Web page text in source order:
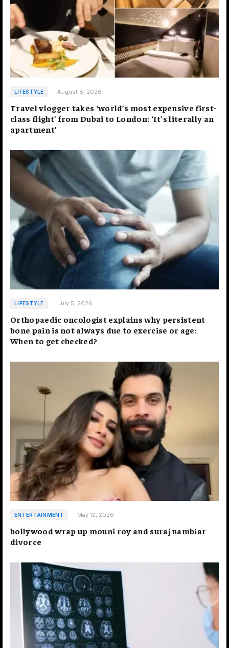
LIFESTYLE August 8, 2026
Travel vlogger takes ‘world’s most expensive first-
class flight’ from Dubai to London: ‘It’s literally an
apartment’
LIFESTYLE July 5, 2026
Orthopaedic oncologist explains why persistent
bone pain is not always due to exercise or age:
When to get checked?
ENTERTAINMENT May 12, 2026
bollywood wrap up mouni roy and suraj nambiar
divorce